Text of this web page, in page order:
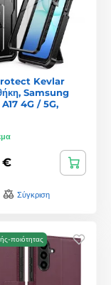
Kevlar
Samsung
4G / 5G,
€
Σύγκριση
ποιότητας